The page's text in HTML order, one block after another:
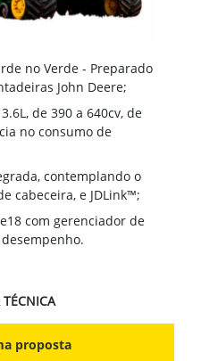
no Verde - Preparado
John Deere;
de 390 a 640cv, de
no consumo de
contemplando o
cabeceira, e JDLink™;
com gerenciador de
TÉCNICA
proposta